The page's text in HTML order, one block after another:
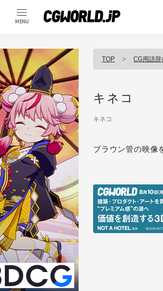
MENU
TOP CG用語辞
キネコ
キネコ
ブラウン管の映像